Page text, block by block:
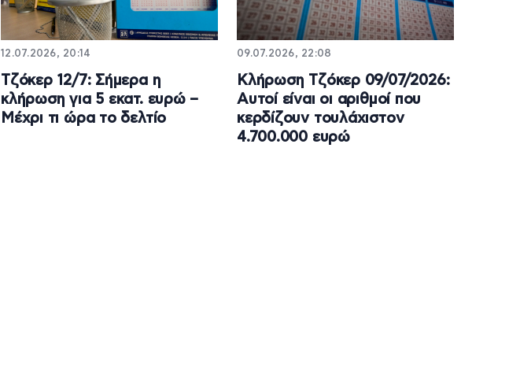
12.07.2026, 20:14
Τζόκερ 12/7: Σήμερα η
κλήρωση για 5 εκατ. ευρώ –
Μέχρι τι ώρα το δελτίο
09.07.2026, 22:08
Κλήρωση Τζόκερ 09/07/2026:
Αυτοί είναι οι αριθμοί που
κερδίζουν τουλάχιστον
4.700.000 ευρώ